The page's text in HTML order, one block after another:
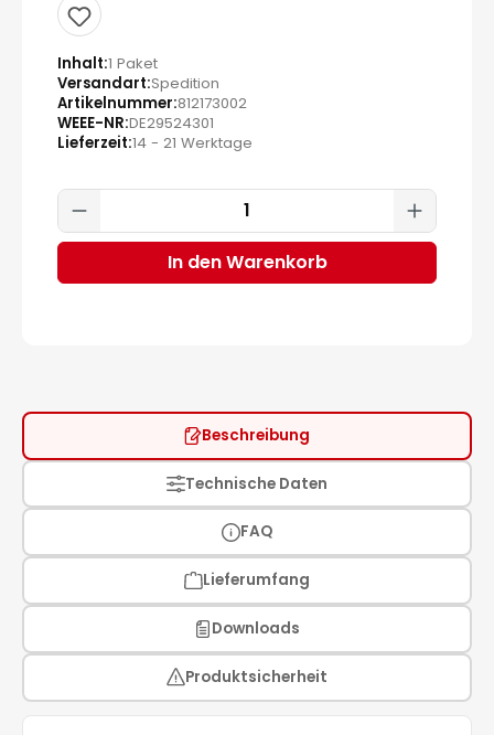
Inhalt 1 Paket
Versandart Spedition
Artikelnummer 812173002
WEEE-NR DE29524301
Lieferzeit 14 - 21 Werktage
Produkt Anzahl: Gib den
In den Warenkorb
Beschreibung
Technische Daten
FAQ
Lieferumfang
Downloads
Produktsicherheit